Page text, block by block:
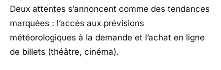
Deux attentes s’annoncent comme des tendances
marquées : l’accès aux prévisions
météorologiques à la demande et l’achat en ligne
de billets (théâtre, cinéma).